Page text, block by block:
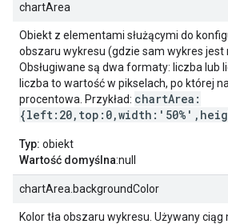
chartArea
Obiekt z elementami służącymi do
obszaru wykresu (gdzie sam wykres jest
Obsługiwane są dwa formaty: liczba lub
liczba to wartość w pikselach, po której
procentowa. Przykład: chartArea:
Typ: obiekt
Wartość domyślna:null
chartArea.backgroundColor
Kolor tła obszaru wykresu. Używany